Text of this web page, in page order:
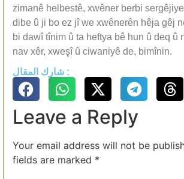
zimanê helbestê, xwêner berbi
dibe û ji bo ez jî we xwênerên hêja gêj
bi dawî tînim û ta heftya bê hun û deq û
nav xêr, xweşî û ciwaniyê de, bimînin.
شارك المقال :
Leave a Reply
Your email address will not be
fields are marked *